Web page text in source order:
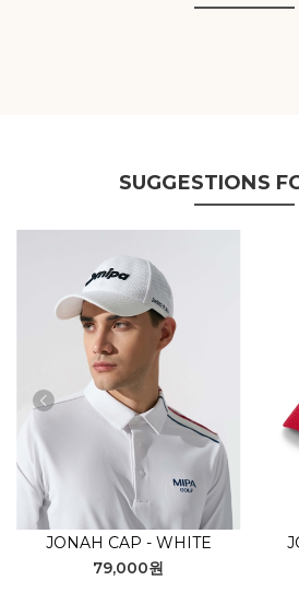
SUGGESTIONS
JONAH CAP - WHITE
79,000원